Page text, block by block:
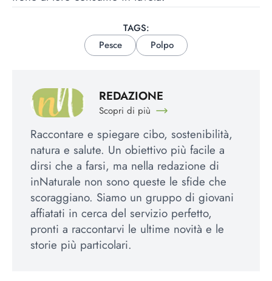
TAGS:
Pesce
Polpo
REDAZIONE
Scopri di più
Raccontare e spiegare cibo, sostenibilità,
natura e salute. Un obiettivo più facile a
dirsi che a farsi, ma nella redazione di
inNaturale non sono queste le sfide che
scoraggiano. Siamo un gruppo di giovani
affiatati in cerca del servizio perfetto,
pronti a raccontarvi le ultime novità e le
storie più particolari.